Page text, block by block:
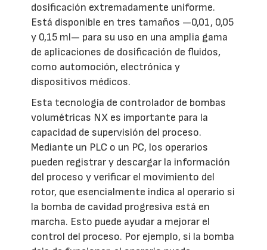
dosificación extremadamente uniforme.
Está disponible en tres tamaños —0,01, 0,05
y 0,15 ml— para su uso en una amplia gama
de aplicaciones de dosificación de fluidos,
como automoción, electrónica y
dispositivos médicos.
Esta tecnología de controlador de bombas
volumétricas NX es importante para la
capacidad de supervisión del proceso.
Mediante un PLC o un PC, los operarios
pueden registrar y descargar la información
del proceso y verificar el movimiento del
rotor, que esencialmente indica al operario si
la bomba de cavidad progresiva está en
marcha. Esto puede ayudar a mejorar el
control del proceso. Por ejemplo, si la bomba